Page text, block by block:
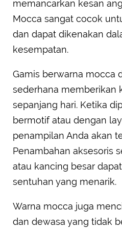
memancarkan kesan
Mocca sangat cocok
dan dapat dikenakan
kesempatan.
Gamis berwarna mocca
sederhana memberikan
sepanjang hari. Ketika
bermotif atau dengan
penampilan Anda akan
Penambahan aksesoris
atau kancing besar
sentuhan yang menarik.
Warna mocca juga
dan dewasa yang tidak